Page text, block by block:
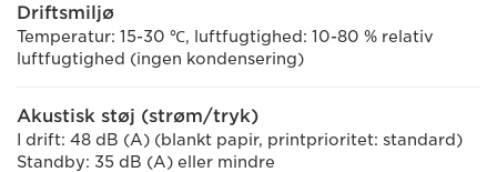
Driftsmiljø
Temperatur: 15-30 ℃, luftfugtighed: 10-80 % relativ
luftfugtighed (ingen kondensering)
Akustisk støj (strøm/tryk)
I drift: 48 dB (A) (blankt papir, printprioritet: standard)
Standby: 35 dB (A) eller mindre